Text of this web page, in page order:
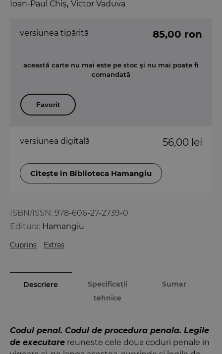
Ioan-Paul Chiș, Victor Vaduva
ISBN/ISSN: 978-606-27-2739-0
Editura: Hamangiu
Cuprins Extras
versiunea tipărită 85,00 ron
această carte nu mai este pe stoc și nu mai poate fi
comandată
Favorit
versiunea digitală 56,00 lei
Citește în Biblioteca Hamangiu
Descriere
Specificații
tehnice
Sumar
Codul penal. Codul de procedura penala. Legile
de executare reuneste cele doua coduri penale in